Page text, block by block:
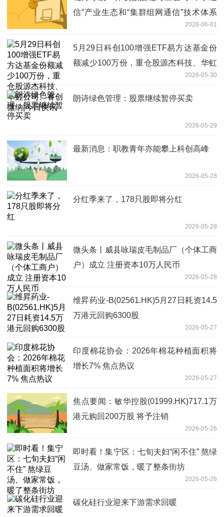
信”产业生态和“集群组网通信”技术体系
2026-06-01
5月29日科创100增强ETF易方达基金份
额减少100万份，重仓股源杰科技、华虹
2026-05-30
朗诗绿色管理：股票继续暂停买卖
2026-05-29
最新消息：职教青年亦能攀上科创高峰
2026-05-28
分红季来了，178只股即将分红
2026-05-28
微头条丨威县咏瑞皮毛制品厂（个体工商
户）成立 注册资本10万人民币
2026-05-28
维昇药业-B(02561.HK)5月27日耗资14.5
万港元回购6300股
2026-05-27
印度棉花协会：2026年棉花种植面积将
增长7% 焦点热议
2026-05-27
焦点要闻：敏华控股(01999.HK)717.1万
港元购回200万股 将予注销
2026-05-26
即时看！集宁区：七旬夫妇“闲不住” 熬绿
豆汤、做家常饭，暖了整条街坊
2026-05-26
碳化硅行业迎来下游需求回暖